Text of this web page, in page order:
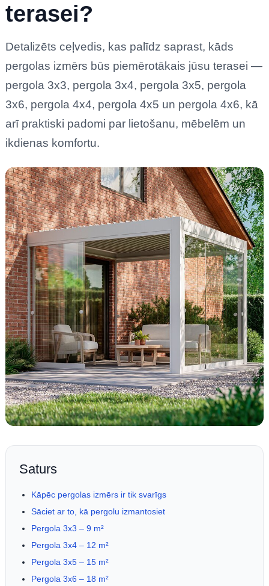
terasei?
Detalizēts ceļvedis, kas palīdz saprast, kāds
pergolas izmērs būs piemērotākais jūsu terasei —
pergola 3x3, pergola 3x4, pergola 3x5, pergola
3x6, pergola 4x4, pergola 4x5 un pergola 4x6, kā
arī praktiski padomi par lietošanu, mēbelēm un
ikdienas komfortu.
Saturs
Kāpēc pergolas izmērs ir tik svarīgs
Sāciet ar to, kā pergolu izmantosiet
Pergola 3x3 – 9 m²
Pergola 3x4 – 12 m²
Pergola 3x5 – 15 m²
Pergola 3x6 – 18 m²